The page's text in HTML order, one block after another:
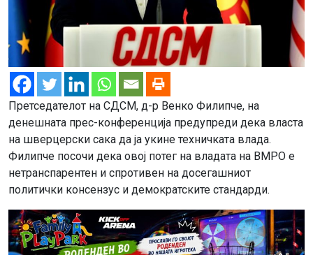
Претседателот на СДСМ, д-р Венко Филипче, на
денешната прес-конференција предупреди дека власта
на шверцерски сака да ја укине техничката влада.
Филипче посочи дека овој потег на владата на ВМРО е
нетранспарентен и спротивен на досегашниот
политички консензус и демократските стандарди.